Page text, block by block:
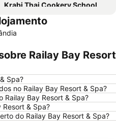
Krabi Thai Cookery School
Inselrundfahrt Ko Yao Yai
Had Chong Lad
Railay Bay Resort
Spa?
no Railay Bay Resort & Spa?
Railay Bay Resort & Spa?
& Spa?
do Railay Bay Resort & Spa?